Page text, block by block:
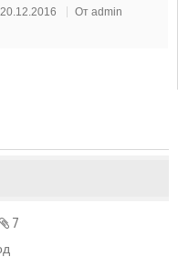
20.12.2016 От admin
7